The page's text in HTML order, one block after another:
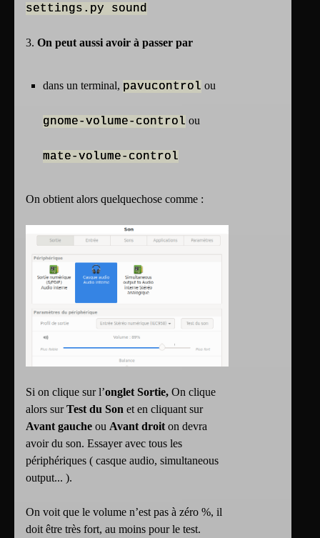
settings.py sound
3. On peut aussi avoir à passer par
dans un terminal, pavucontrol ou
gnome-volume-control ou
mate-volume-control
On obtient alors quelquechose comme :
Si on clique sur l’onglet Sortie, On clique
alors surTest du Son et en cliquant sur
Avant gauche ou Avant droit on devra
avoir du son. Essayer avec tous les
périphériques ( casque audio, simultaneous
output... ).
On voit que le volume n’est pas à zéro %, il
doit être très fort, au moins pour le test.